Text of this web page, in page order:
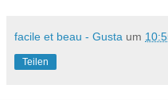
facile et beau - Gusta um
Teilen